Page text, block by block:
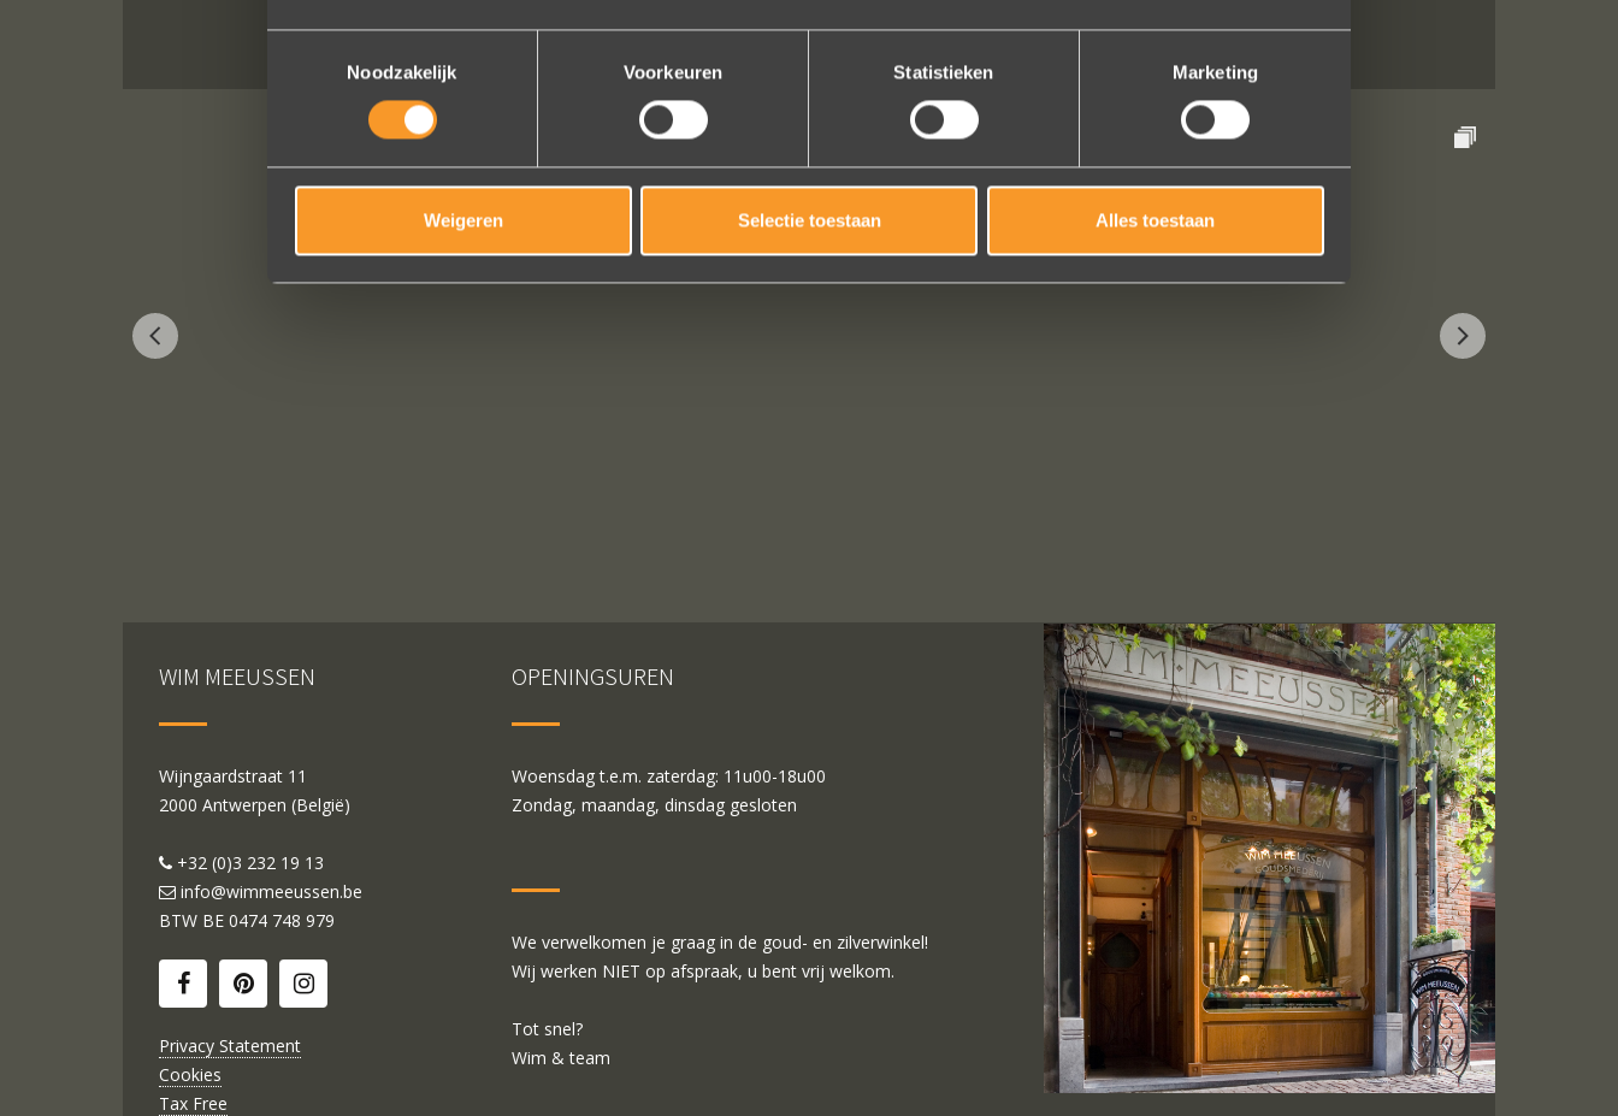
Noodzakelijk
Voorkeuren Statistieken Marketing
Weigeren Selectie toestaan Alles toestaan
Bekijk al onze reviews
WIM MEEUSSEN
Wijngaardstraat 11
2000 Antwerpen (België)
+32 (0)3 232 19 13
info@wimmeeussen.be
BTW BE 0474 748 979
Privacy Statement
Cookies
Tax Free
OPENINGSUREN
Woensdag t.e.m. zaterdag: 11u00-18u00
Zondag, maandag, dinsdag gesloten
We verwelkomen je graag in de goud- en zilverwinkel!
Wij werken NIET op afspraak, u bent vrij welkom.
Tot snel?
Wim & team